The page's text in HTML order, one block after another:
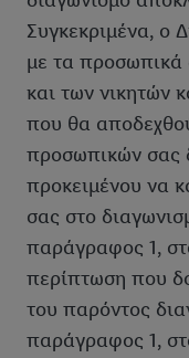
Συγκεκριμένα, ο
με τα προσωπικά
και των νικητών
που θα
προσωπικών σας
προκειμένου να
σας στο
παράγραφος 1,
περίπτωση που
του παρόντος
παράγραφος 1,